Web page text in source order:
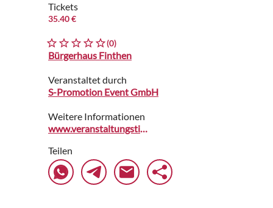
Tickets
35.40 €
(0)
Bürgerhaus Finthen
Veranstaltet durch
S-Promotion Event GmbH
Weitere Informationen
www.veranstaltungstix.de
Teilen